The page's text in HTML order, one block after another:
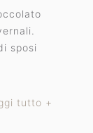
sposi
tutto +